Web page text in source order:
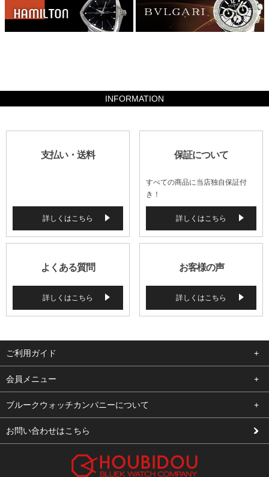
INFORMATION
支払い・送料
詳しくはこちら
保証について
すべての商品に当店独自保証付
き！
詳しくはこちら
よくある質問
詳しくはこちら
お客様の声
詳しくはこちら
ご利用ガイド
よくある質問
支払い・送料
修理依頼
会員メニュー
ログイン
お気に入り
ブルークウォッチカンパニーについて
会社概要
お問い合わせはこちら